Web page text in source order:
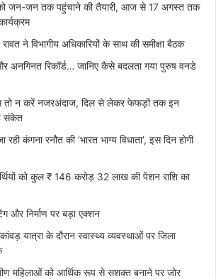
को जन-जन तक पहुंचाने की तैयारी, आज से 17 अगस्त तक
रावत ने विभागीय अधिकारियों के साथ की समीक्षा बैठक
रिकॉर्ड… जानिए कैसे बदलता गया पुरुष वनडे
तो न करें नजरअंदाज, दिल से लेकर फेफड़ों तक इन
संकेत
कंगना रनौत की ‘भारत भाग्य विधाता’, इस दिन होगी
को कुल ₹ 146 करोड़ 32 लाख की पेंशन राशि का
और निर्माण पर बड़ा एक्शन
यात्रा के दौरान स्वास्थ्य व्यवस्थाओं पर जिला
महिलाओं को आर्थिक रूप से सशक्त बनाने पर जोर